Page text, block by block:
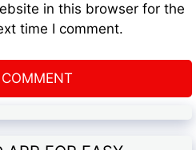
in this browser for the
time I comment.